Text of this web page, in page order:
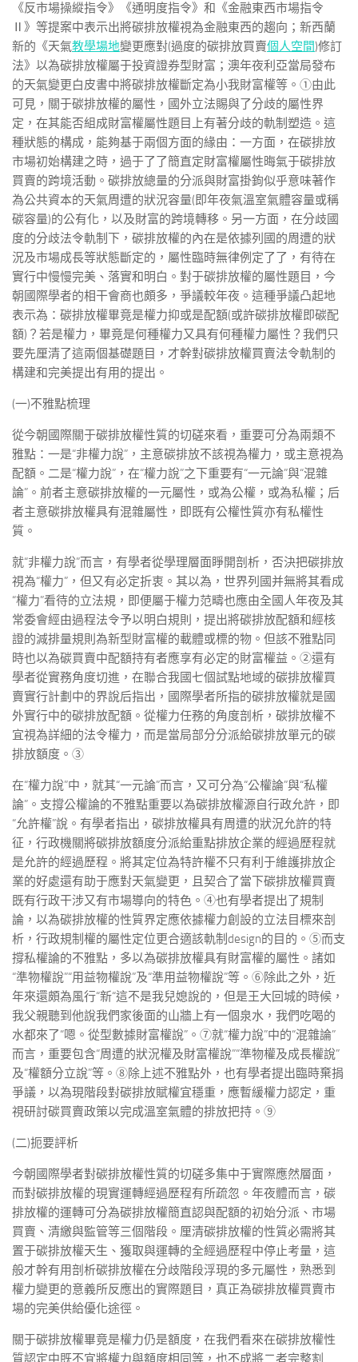
《反市場操縱指令》《通明度指令》和《金融東西市場指令
Ⅱ》等提案中表示出將碳排放權視為金融東西的趨向；新西蘭
新的《天氣教學場地變更應對(過度的碳排放買賣個人空間)修訂
法》以為碳排放權屬于投資證券型財富；澳年夜利亞當局發布
的天氣變更白皮書中將碳排放權斷定為小我財富權等。①由此
可見，關于碳排放權的屬性，國外立法賜與了分歧的屬性界
定，在其能否組成財富權屬性題目上有著分歧的軌制塑造。這
種狀態的構成，能夠基于兩個方面的緣由：一方面，在碳排放
市場初始構建之時，過于了了簡直定財富權屬性晦氣于碳排放
買賣的跨境活動。碳排放總量的分派與財富掛鉤似乎意味著作
為公共資本的天氣周遭的狀況容量(即年夜氣溫室氣體容量或稱
碳容量)的公有化，以及財富的跨境轉移。另一方面，在分歧國
度的分歧法令軌制下，碳排放權的內在是依據列國的周遭的狀
況及市場成長等狀態斷定的，屬性臨時無律例定了了，有待在
實行中慢慢完美、落實和明白。對于碳排放權的屬性題目，今
朝國際學者的相干會商也頗多，爭議較年夜。這種爭議凸起地
表示為：碳排放權畢竟是權力抑或是配額(或許碳排放權即碳配
額)？若是權力，畢竟是何種權力又具有何種權力屬性？我們只
要先厘清了這兩個基礎題目，才幹對碳排放權買賣法令軌制的
構建和完美提出有用的提出。
(一)不雅點梳理
從今朝國際關于碳排放權性質的切磋來看，重要可分為兩類不
雅點：一是“非權力說”，主意碳排放不該視為權力，或主意視為
配額。二是“權力說”，在“權力說”之下重要有“一元論”與“混雜
論”。前者主意碳排放權的一元屬性，或為公權，或為私權；后
者主意碳排放權具有混雜屬性，即既有公權性質亦有私權性
質。
就“非權力說”而言，有學者從學理層面睜開剖析，否決把碳排放
視為“權力”，但又有必定折衷。其以為，世界列國并無將其看成
“權力”看待的立法規，即便屬于權力范疇也應由全國人年夜及其
常委會經由過程法令予以明白規則，提出將碳排放配額和經核
證的減排量規則為新型財富權的載體或標的物。但該不雅點同
時也以為碳買賣中配額持有者應享有必定的財富權益。②還有
學者從實務角度切進，在聯合我國七個試點地域的碳排放權買
賣實行計劃中的界說后指出，國際學者所指的碳排放權就是國
外實行中的碳排放配額。從權力任務的角度剖析，碳排放權不
宜視為詳細的法令權力，而是當局部分分派給碳排放單元的碳
排放額度。③
在“權力說”中，就其“一元論”而言，又可分為“公權論”與“私權
論”。支撐公權論的不雅點重要以為碳排放權源自行政允許，即
“允許權”說。有學者指出，碳排放權具有周遭的狀況允許的特
征，行政機關將碳排放額度分派給重點排放企業的經過歷程就
是允許的經過歷程。將其定位為特許權不只有利于維護排放企
業的好處還有助于應對天氣變更，且契合了當下碳排放權買賣
既有行政干涉又有市場導向的特色。④也有學者提出了規制
論，以為碳排放權的性質界定應依據權力創設的立法目標來剖
析，行政規制權的屬性定位更合適該軌制design的目的。⑤而支
撐私權論的不雅點，多以為碳排放權具有財富權的屬性。諸如
“準物權說”“用益物權說”及“準用益物權說”等。⑥除此之外，近
年來還頗為風行“新“這不是我兒媳說的，但是王大回城的時候，
我父親聽到他說我們家後面的山牆上有一個泉水，我們吃喝的
水都來了“嗯。從型數據財富權說”。⑦就“權力說”中的“混雜論”
而言，重要包含“周遭的狀況權及財富權說”“準物權及成長權說”
及“權額分立說”等。⑧除上述不雅點外，也有學者提出臨時棄捐
爭議，以為現階段對碳排放賦權宜穩重，應暫緩權力認定，重
視研討碳買賣政策以完成溫室氣體的排放把持。⑨
(二)扼要評析
今朝國際學者對碳排放權性質的切磋多集中于實際應然層面，
而對碳排放權的現實運轉經過歷程有所疏忽。年夜體而言，碳
排放權的運轉可分為碳排放權簡直認與配額的初始分派、市場
買賣、清繳與監管等三個階段。厘清碳排放權的性質必需將其
置于碳排放權天生、獲取與運轉的全經過歷程中停止考量，這
般才幹有用剖析碳排放權在分歧階段浮現的多元屬性，熟悉到
權力變更的意義所反應出的實際題目，真正為碳排放權買賣市
場的完美供給優化途徑。
關于碳排放權畢竟是權力仍是額度，在我們看來在碳排放權性
質認定中既不宜將權力與額度相同等，也不成將二者完整割